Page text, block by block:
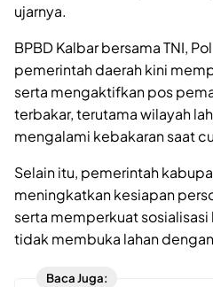
ujarnya.
BPBD Kalbar bersama TNI,
pemerintah daerah kini
serta mengaktifkan pos
terbakar, terutama wilayah
mengalami kebakaran saat
Selain itu, pemerintah
meningkatkan kesiapan
serta memperkuat
tidak membuka lahan
Baca Juga: